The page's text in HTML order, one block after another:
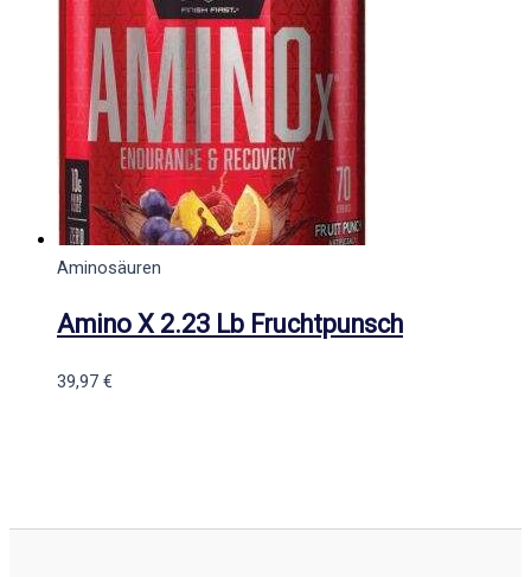
Aminosäuren
Amino X 2.23 Lb Fruchtpunsch
39,97 €